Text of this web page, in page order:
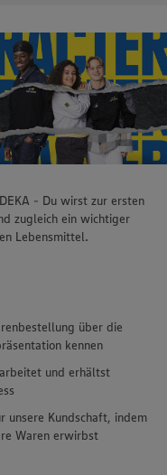
- Du wirst zur ersten
zugleich ein wichtiger
Lebensmittel.
über die
kennen
und erhältst
unsere Kundschaft, indem
Waren erwirbst